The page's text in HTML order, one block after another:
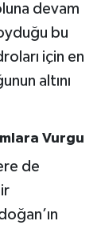
devam
bu
için en
altını
Vurgu
de